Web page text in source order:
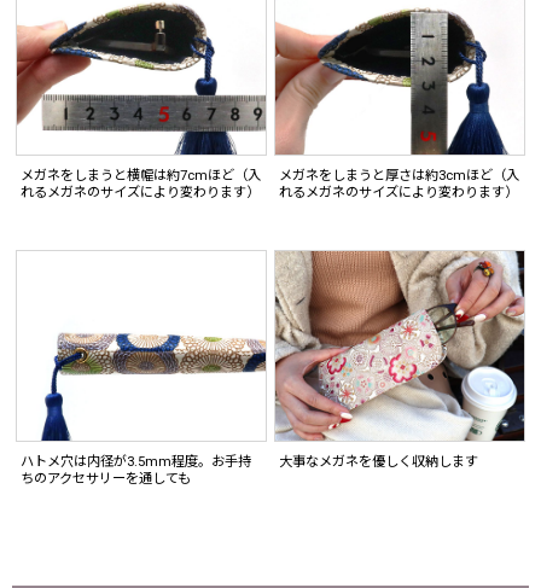
メガネをしまうと横幅は約7cmほど（入
れるメガネのサイズにより変わります）
メガネをしまうと厚さは約3cmほど（入
れるメガネのサイズにより変わります）
ハトメ穴は内径が3.5mm程度。お手持
ちのアクセサリーを通しても
大事なメガネを優しく収納します